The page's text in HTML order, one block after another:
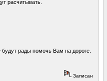
расчитывать.
рады помочь Вам на дороге.
Записан